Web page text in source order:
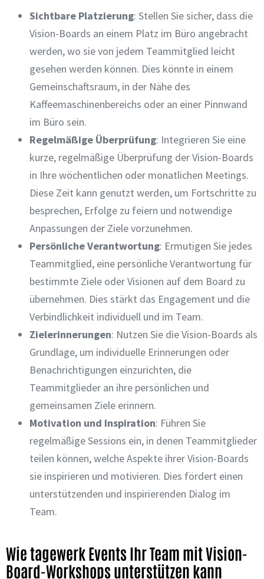
Sichtbare Platzierung: Stellen Sie sicher, dass die
Vision-Boards an einem Platz im Büro angebracht
werden, wo sie von jedem Teammitglied leicht
gesehen werden können. Dies könnte in einem
Gemeinschaftsraum, in der Nähe des
Kaffeemaschinenbereichs oder an einer Pinnwand
im Büro sein.
Regelmäßige Überprüfung: Integrieren Sie eine
kurze, regelmäßige Überprüfung der Vision-Boards
in Ihre wöchentlichen oder monatlichen Meetings.
Diese Zeit kann genutzt werden, um Fortschritte zu
besprechen, Erfolge zu feiern und notwendige
Anpassungen der Ziele vorzunehmen.
Persönliche Verantwortung: Ermutigen Sie jedes
Teammitglied, eine persönliche Verantwortung für
bestimmte Ziele oder Visionen auf dem Board zu
übernehmen. Dies stärkt das Engagement und die
Verbindlichkeit individuell und im Team.
Zielerinnerungen: Nutzen Sie die Vision-Boards als
Grundlage, um individuelle Erinnerungen oder
Benachrichtigungen einzurichten, die
Teammitglieder an ihre persönlichen und
gemeinsamen Ziele erinnern.
Motivation und Inspiration: Führen Sie
regelmäßige Sessions ein, in denen Teammitglieder
teilen können, welche Aspekte ihrer Vision-Boards
sie inspirieren und motivieren. Dies fördert einen
unterstützenden und inspirierenden Dialog im
Team.
Wie tagewerk Events Ihr Team mit Vision-
Board-Workshops unterstützen kann